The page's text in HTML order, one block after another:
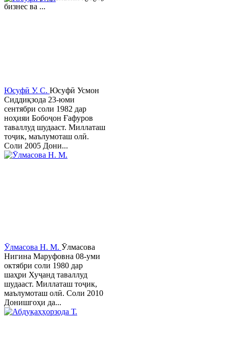
бизнес ва ...
Юсуфӣ У. C. Юсуфӣ Усмон
Сиддиқзода 23-юми
сентябри соли 1982 дар
ноҳияи Бобоҷон Ғафуров
таваллуд шудааст. Миллаташ
тоҷик, маълумоташ олӣ.
Соли 2005 Дони...
Ӯлмасова Н. М. Ӯлмасова
Нигина Маруфовна 08-уми
октябри соли 1980 дар
шаҳри Хуҷанд таваллуд
шудааст. Миллаташ тоҷик,
маълумоташ олӣ. Соли 2010
Донишгоҳи да...